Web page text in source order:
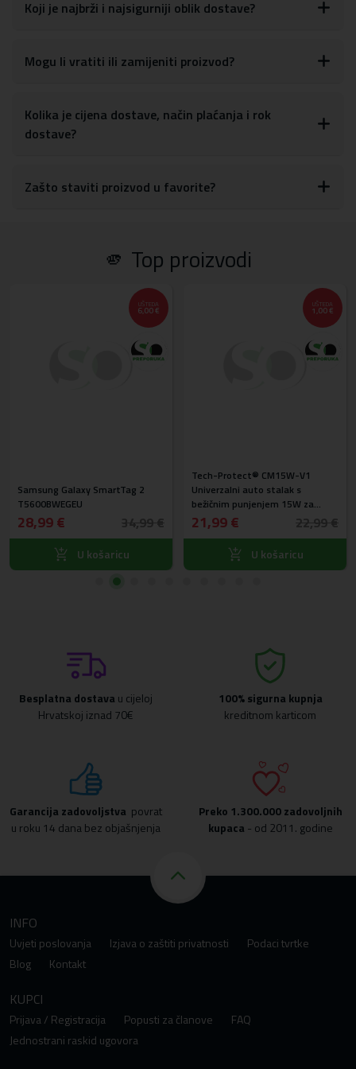
glasnoće, tipki za uključivanje/isključivanje, kao i postavkama za
otisaka prstiju, prašine ili drugih mrlja
Koji je najbrži i najsigurniji oblik dostave?
Mogu li vratiti ili zamijeniti proizvod?
Kolika je cijena dostave, način plaćanja i rok
dostave?
Zašto staviti proizvod u favorite?
🫵 Top proizvodi
UŠTEDA
6,00 €
Samsung Galaxy SmartTag 2
T5600BWEGEU
28,99 €
U košaricu
UŠTEDA
1,00 €
Tech-Protect® CM15W-V1
Univerzalni auto stalak s
bežičnim punjenjem 15W za
vjetrobransko staklo, kontrolnu
ploču i ventilaciju
21,99 €
U košaricu
Besplatna dostava u cijeloj
Hrvatskoj iznad 70€
100% sigurna kupnja
kreditnom karticom
Garancija zadovoljstva povrat
u roku 14 dana bez objašnjenja
Preko 1.300.000 zadovoljnih
kupaca - od 2011. godine
INFO
Uvjeti poslovanja Izjava o zaštiti privatnosti
Podaci tvrtke
Blog
Kontakt
KUPCI
Prijava / Registracija Popusti za članove
FAQ
Jednostrani raskid ugovora